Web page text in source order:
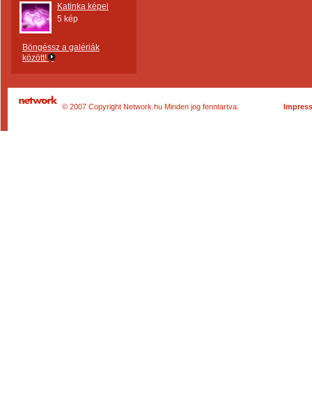
Katinka képei
5 kép
Böngéssz a galériák
között!
© 2007 Copyright Network.hu Minden jog fenntartva.